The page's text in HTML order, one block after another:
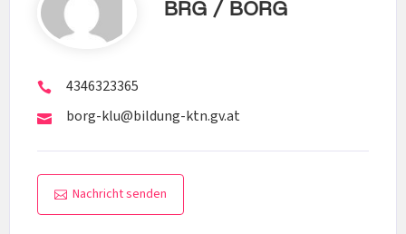
BRG / BORG
4346323365
borg-klu@bildung-ktn.gv.at
Nachricht senden